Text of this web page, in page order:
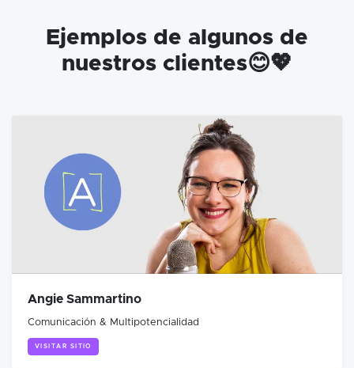
Ejemplos de algunos de
nuestros clientes😊💖
Angie Sammartino
Comunicación & Multipotencialidad
VISITAR SITIO